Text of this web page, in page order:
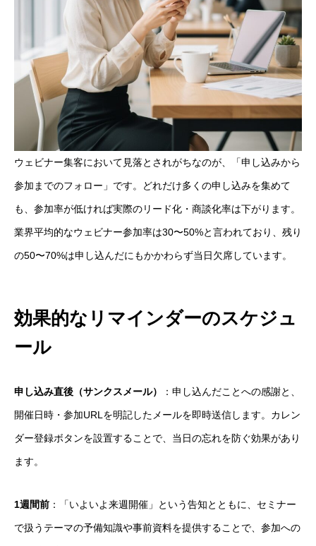
ウェビナー集客において見落とされがちなのが、「申し込みから
参加までのフォロー」です。どれだけ多くの申し込みを集めて
も、参加率が低ければ実際のリード化・商談化率は下がります。
業界平均的なウェビナー参加率は30〜50%と言われており、残り
の50〜70%は申し込んだにもかかわらず当日欠席しています。
効果的なリマインダーのスケジュ
ール
申し込み直後（サンクスメール） ：申し込んだことへの感謝と、
開催日時・参加URLを明記したメールを即時送信します。カレン
ダー登録ボタンを設置することで、当日の忘れを防ぐ効果があり
ます。
1週間前 ：「いよいよ来週開催」という告知とともに、セミナー
で扱うテーマの予備知識や事前資料を提供することで、参加への